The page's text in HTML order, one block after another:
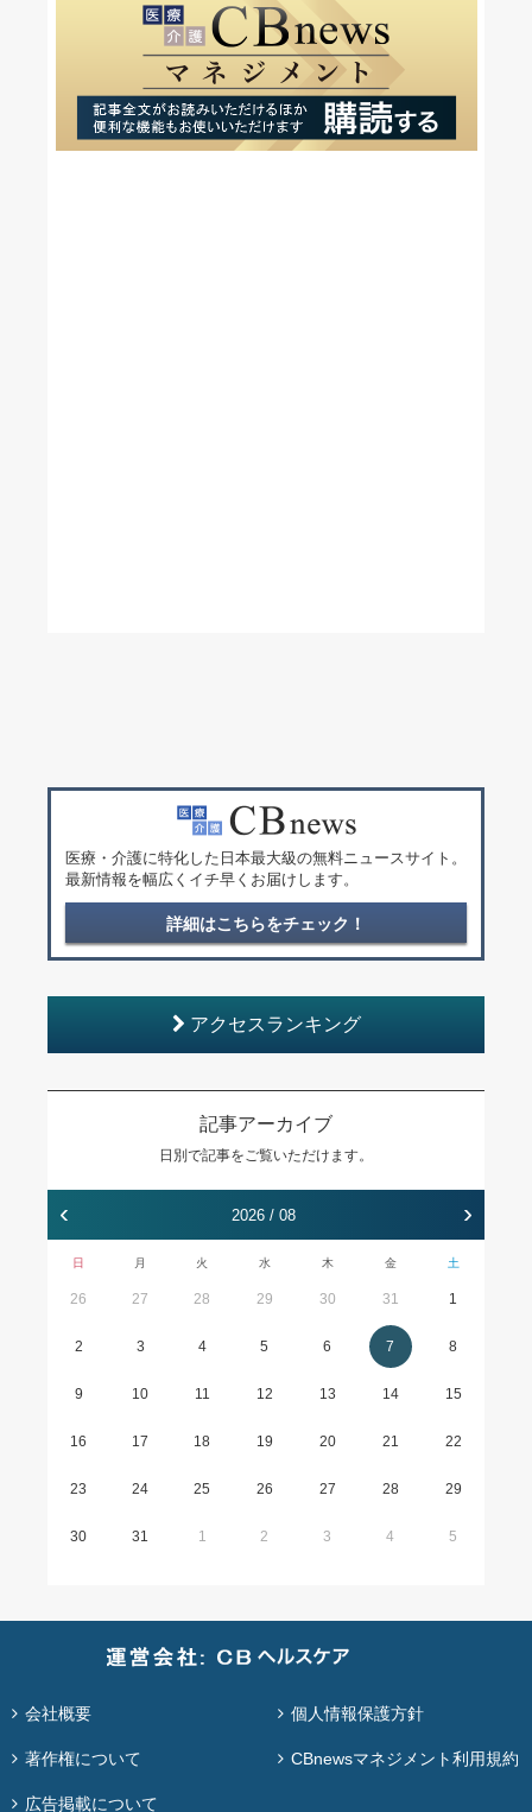
医療・介護に特化した日本最大級の無料ニュースサイト。
最新情報を幅広くイチ早くお届けします。
詳細はこちらをチェック！
アクセスランキング
記事アーカイブ
日別で記事をご覧いただけます。
‹ 2026 / 08 ›
日 月 火 水 木 金 土
26 27 28 29 30 31 1
2 3 4 5 6 7 8
9 10 11 12 13 14 15
16 17 18 19 20 21 22
23 24 25 26 27 28 29
30 31 1 2 3 4 5
会社概要 個人情報保護方針
著作権について CBnewsマネジメント利用規約
広告掲載について